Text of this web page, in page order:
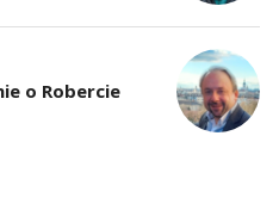
o Robercie